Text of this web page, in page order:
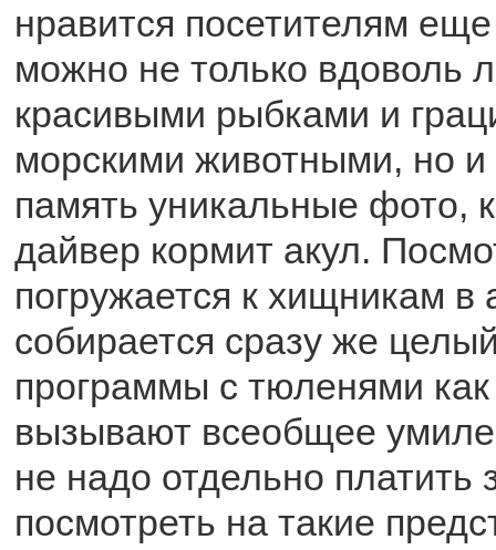
нравится посетителям
можно не только вдоволь
красивыми рыбками и
морскими животными, но и
память уникальные фото,
дайвер кормит акул.
погружается к хищникам в
собирается сразу же
программы с тюленями
вызывают всеобщее
не надо отдельно платить
посмотреть на такие